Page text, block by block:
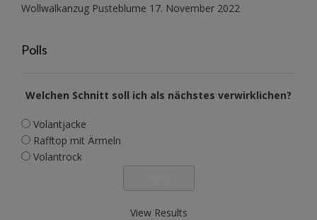
Wollwalkanzug Pusteblume 17. November 2022
Polls
Welchen Schnitt soll ich als nächstes verwirklichen?
Volantjacke
Rafftop mit Ärmeln
Volantrock
View Results